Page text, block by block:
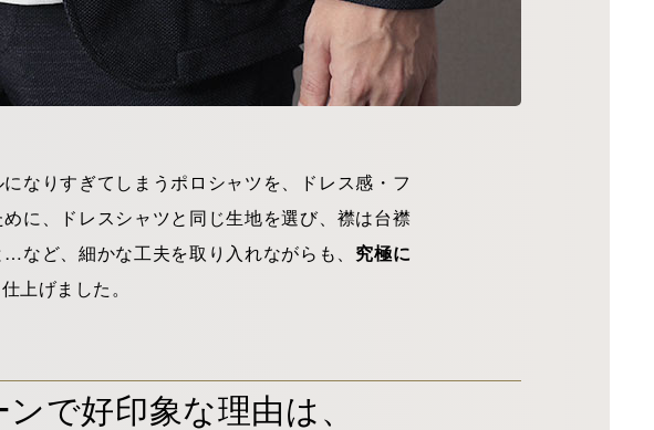
なりすぎてしまうポロシャツを、ドレス感・フ
に、ドレスシャツと同じ生地を選び、襟は台襟
など、細かな工夫を取り入れながらも、 究極に
上げました。
で好印象な理由は、